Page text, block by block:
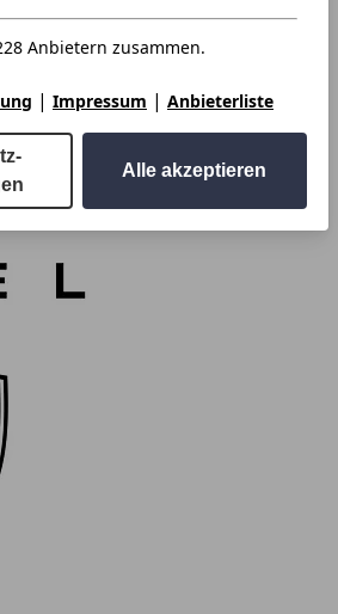
Anbietern zusammen.
| Impressum | Anbieterliste
Alle akzeptieren